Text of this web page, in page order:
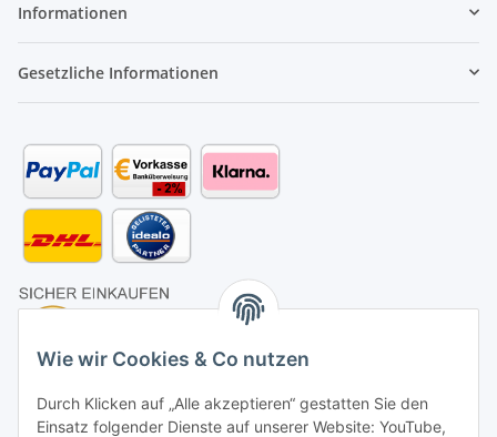
Informationen
Gesetzliche Informationen
Wie wir Cookies & Co nutzen
Durch Klicken auf „Alle akzeptieren“ gestatten Sie den
Einsatz folgender Dienste auf unserer Website: YouTube,